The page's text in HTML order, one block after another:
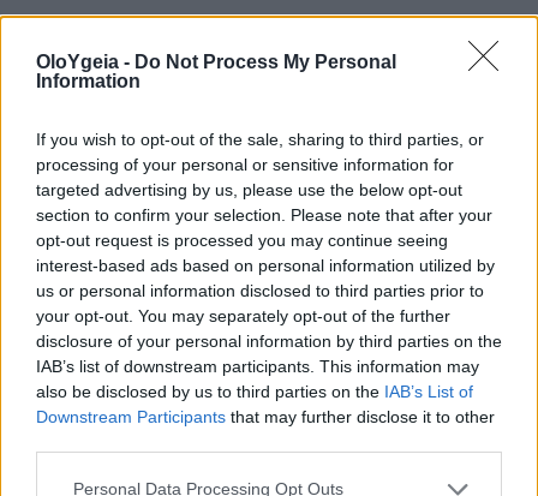
OloYgeia - Do Not Process My Personal
Information
If you wish to opt-out of the sale, sharing to third parties, or
processing of your personal or sensitive information for
targeted advertising by us, please use the below opt-out
section to confirm your selection. Please note that after your
opt-out request is processed you may continue seeing
interest-based ads based on personal information utilized by
us or personal information disclosed to third parties prior to
your opt-out. You may separately opt-out of the further
disclosure of your personal information by third parties on the
IAB’s list of downstream participants. This information may
also be disclosed by us to third parties on the IAB’s List of
Downstream Participants that may further disclose it to other
Personal Data Processing Opt Outs
Για παράδειγμα, έρευνα που
διαπίστωσε ότι περισσότερο απότο
68% των γυναικών στη Νότια Αφρική
είναι υπέρβαρες ή παχύσαρκες, γεγονός
που θα μπορούσε να οδηγήσει σε
περισσότερο λίπος γύρω από τους
γλουτούς.